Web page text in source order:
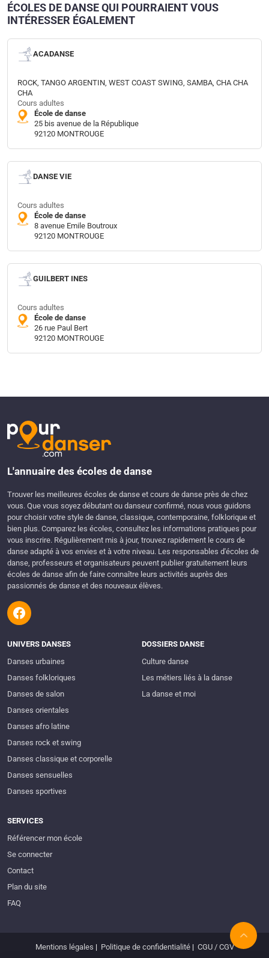
ÉCOLES DE DANSE QUI POURRAIENT VOUS
INTÉRESSER ÉGALEMENT
ACADANSE
ROCK, TANGO ARGENTIN, WEST COAST SWING, SAMBA, CHA CHA
CHA
Cours adultes
École de danse
25 bis avenue de la République
92120 MONTROUGE
DANSE VIE
Cours adultes
École de danse
8 avenue Emile Boutroux
92120 MONTROUGE
GUILBERT INES
Cours adultes
École de danse
26 rue Paul Bert
92120 MONTROUGE
L'annuaire des écoles de danse
Trouver les meilleures écoles de danse et cours de danse près de chez
vous. Que vous soyez débutant ou danseur confirmé, nous vous guidons
pour choisir votre style de danse, classique, contemporaine, folklorique et
bien plus. Comparez les écoles, consultez les informations pratiques pour
vous inscrire. Régulièrement mis à jour, trouvez rapidement le cours de
danse adapté à vos envies et à votre niveau. Les responsables d'écoles de
danse, professeurs et organisateurs peuvent publier gratuitement leurs
écoles de danse afin de faire connaître leurs activités auprès des
passionnés de danse et des nouveaux élèves.
UNIVERS DANSES
Danses urbaines
Danses folkloriques
Danses de salon
Danses orientales
Danses afro latine
Danses rock et swing
Danses classique et corporelle
Danses sensuelles
Danses sportives
DOSSIERS DANSE
Culture danse
Les métiers liés à la danse
La danse et moi
SERVICES
Référencer mon école
Se connecter
Contact
Plan du site
FAQ
Mentions légales | Politique de confidentialité| CGU / CGV